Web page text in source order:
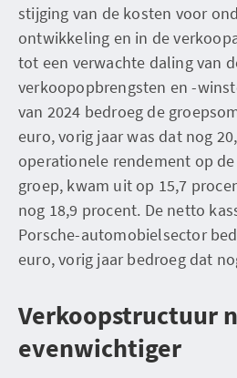
stijging van de kosten voor
ontwikkeling en in de
tot een verwachte daling van
verkoopopbrengsten en -
van 2024 bedroeg de
euro, vorig jaar was dat nog
operationele rendement op
groep, kwam uit op 15,7
nog 18,9 procent. De netto
Porsche-automobielsector
euro, vorig jaar bedroeg dat
Verkoopstructuur
evenwichtiger